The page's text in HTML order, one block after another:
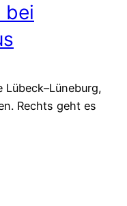
bei
Rechts geht es